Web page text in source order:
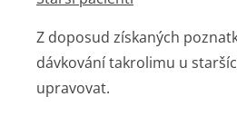
Z doposud získaných
dávkování takrolimu u
upravovat.